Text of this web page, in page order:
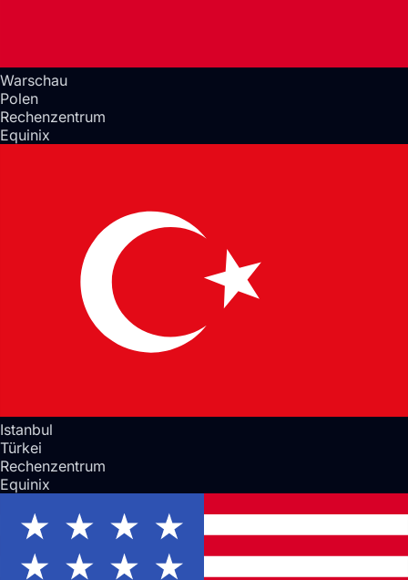
Warschau
Polen
Rechenzentrum
Equinix
Istanbul
Türkei
Rechenzentrum
Equinix